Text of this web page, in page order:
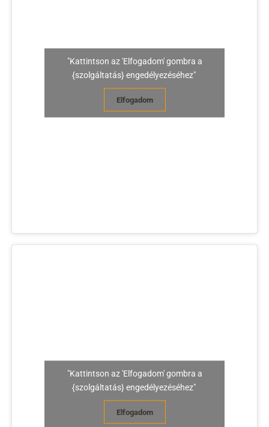
"Kattintson az 'Elfogadom' gombra a
{szolgáltatás} engedélyezéséhez"
Elfogadom
"Kattintson az 'Elfogadom' gombra a
{szolgáltatás} engedélyezéséhez"
Elfogadom